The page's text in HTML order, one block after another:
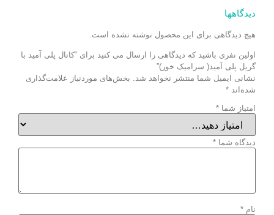
دیدگاهها
هیچ دیدگاهی برای این محصول نوشته نشده است.
اولین نفری باشید که دیدگاهی را ارسال می کنید برای “کانال پلی آمید با
گریل پلی آمید( سرامیک خور)”
نشانی ایمیل شما منتشر نخواهد شد. بخش‌های موردنیاز علامت‌گذاری
شده‌اند *
امتیاز شما *
دیدگاه شما *
نام *